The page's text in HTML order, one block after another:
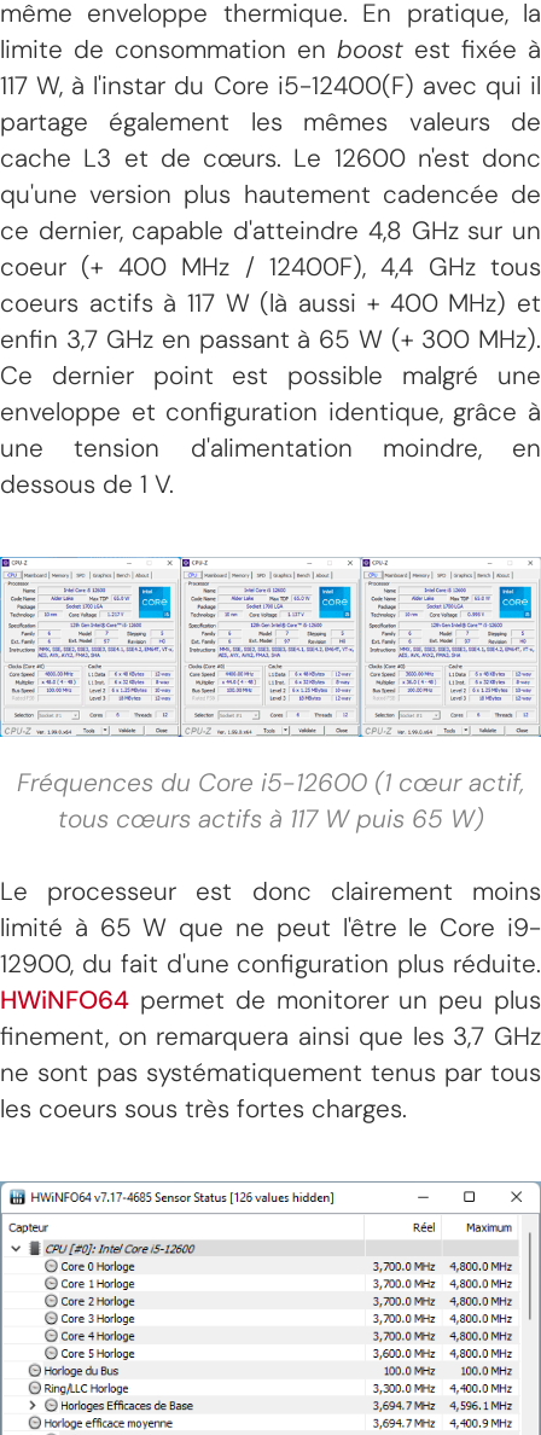
même enveloppe thermique. En pratique, la
limite de consommation en boost est fixée à
117 W, à l'instar du Core i5-12400(F) avec qui il
partage également les mêmes valeurs de
cache L3 et de cœurs. Le 12600 n'est donc
qu'une version plus hautement cadencée de
ce dernier, capable d'atteindre 4,8 GHz sur un
coeur (+ 400 MHz / 12400F), 4,4 GHz tous
coeurs actifs à 117 W (là aussi + 400 MHz) et
enfin 3,7 GHz en passant à 65 W (+ 300 MHz).
Ce dernier point est possible malgré une
enveloppe et configuration identique, grâce à
une tension d'alimentation moindre, en
dessous de 1 V.
Fréquences du Core i5-12600 (1 cœur actif,
tous cœurs actifs à 117 W puis 65 W)
Le processeur est donc clairement moins
limité à 65 W que ne peut l'être le Core i9-
12900, du fait d'une configuration plus réduite.
HWiNFO64 permet de monitorer un peu plus
finement, on remarquera ainsi que les 3,7 GHz
ne sont pas systématiquement tenus par tous
les coeurs sous très fortes charges.